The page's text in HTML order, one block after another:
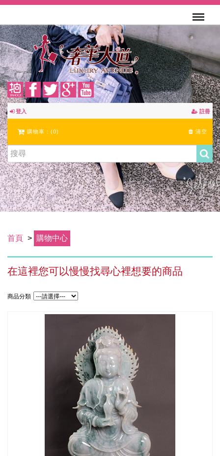
登入 註冊
購物車：(0) 清空
首頁 > 購物中心
在這裡您可以慢慢找尋心裡想要的商品
商品分類